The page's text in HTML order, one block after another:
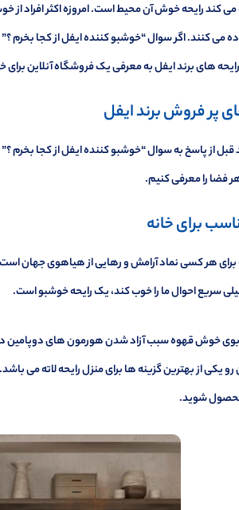
می کند رایحه خوش آن محیط است. امروزه اکثر افراد
می کنند. اگر سوال “خوشبو کننده ایفل از کجا بخرم
های برند ایفل به معرفی یک فروشگاه آنلاین
پر فروش برند ایفل
قبل از پاسخ به سوال “خوشبو کننده ایفل از کجا بخرم
فضا را معرفی کنیم.
برای خانه
هر کسی نماد آرامش و رهایی از هیاهوی جهان
سریع احوال ما را خوب کند، یک رایحه خوشبو است.
بوی خوش قهوه سبب آزاد شدن هورمون های دوپامین
رو یکی از بهترین گزینه ها برای منزل رایحه لاته می
شوید.